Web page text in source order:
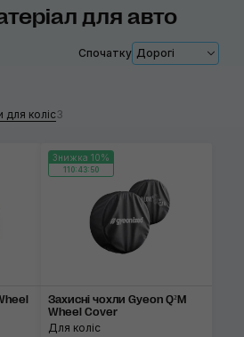
для авто
Спочатку Дорогі
для коліс3
Знижка 10%
110:43:50
Захисні чохли Gyeon Q²M
Wheel Сover
Для коліс